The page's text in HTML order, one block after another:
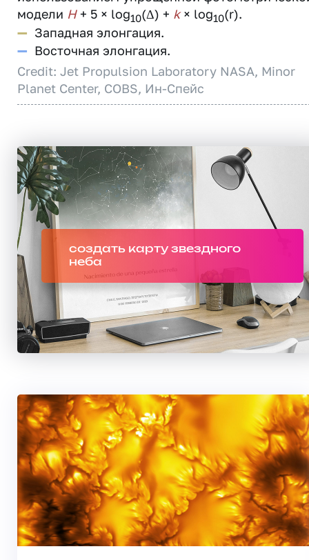
модели H+ 5 × log10(Δ) + k× log10(r).
— Западная элонгация.
— Восточная элонгация.
Credit: Jet Propulsion Laboratory NASA, Minor
Planet Center, COBS, Ин-Спейс
создать карту звездного
неба